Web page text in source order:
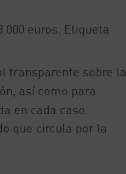
euros. Etiqueta
transparente sobre la
así como para
en cada caso.
que circula por la